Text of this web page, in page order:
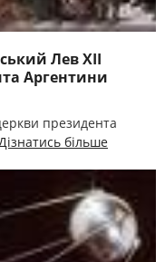
Лев XІІ
Аргентини
президента
більше